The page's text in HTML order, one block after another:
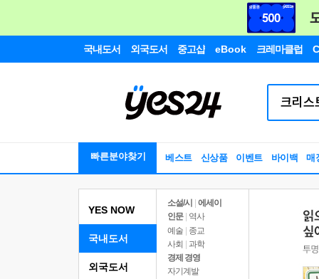
국내도서 외국도서 중고샵 eBook 크레마클럽
빠른분야찾기 베스트 신상품 이벤트 바이백 매
YES NOW
국내도서
소설/시
에세이
인문
역사
예술 | 종교
사회 | 과학
경제 경영
자기계발
외국도서